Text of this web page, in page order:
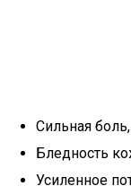
Сильная
Бледность
Усиленное